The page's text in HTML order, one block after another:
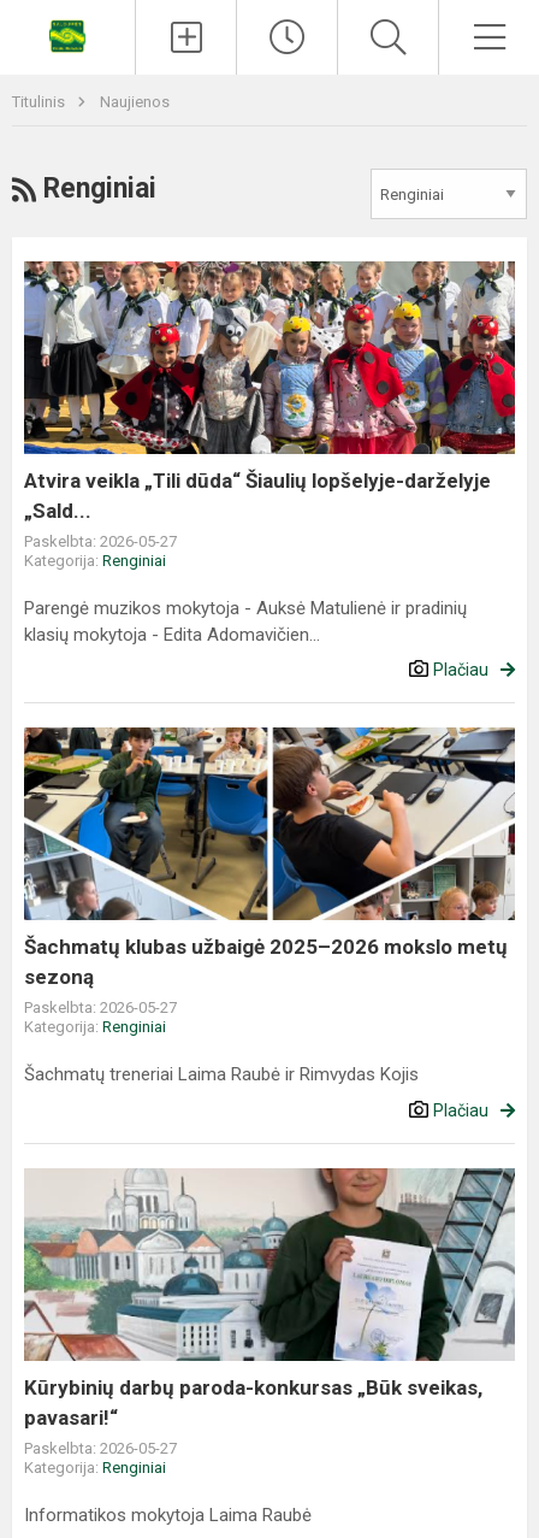
Titulinis Naujienos
Renginiai
Atvira veikla „Tili dūda“ Šiaulių lopšelyje-darželyje
„Sald...
Paskelbta: 2026-05-27
Kategorija: Renginiai
Parengė muzikos mokytoja - Auksė Matulienė ir pradinių
klasių mokytoja - Edita Adomavičien...
Plačiau
Šachmatų klubas užbaigė 2025–2026 mokslo metų
sezoną
Paskelbta: 2026-05-27
Kategorija: Renginiai
Šachmatų treneriai Laima Raubė ir Rimvydas Kojis
Plačiau
Kūrybinių darbų paroda-konkursas „Būk sveikas,
pavasari!“
Paskelbta: 2026-05-27
Kategorija: Renginiai
Informatikos mokytoja Laima Raubė